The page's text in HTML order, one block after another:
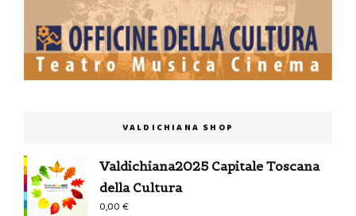
VALDICHIANA SHOP
Valdichiana2025 Capitale Toscana
della Cultura
0,00€